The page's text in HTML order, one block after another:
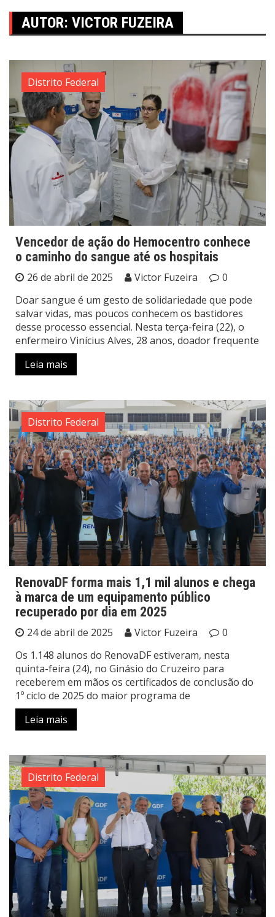
AUTOR: VICTOR FUZEIRA
Distrito Federal
Vencedor de ação do Hemocentro conhece
o caminho do sangue até os hospitais
26 de abril de 2025 Victor Fuzeira
0
Doar sangue é um gesto de solidariedade que pode
salvar vidas, mas poucos conhecem os bastidores
desse processo essencial. Nesta terça-feira (22), o
enfermeiro Vinícius Alves, 28 anos, doador frequente
Leia mais
Distrito Federal
RenovaDF forma mais 1,1 mil alunos e chega
à marca de um equipamento público
recuperado por dia em 2025
24 de abril de 2025 Victor Fuzeira
0
Os 1.148 alunos do RenovaDF estiveram, nesta
quinta-feira (24), no Ginásio do Cruzeiro para
receberem em mãos os certificados de conclusão do
1º ciclo de 2025 do maior programa de
Leia mais
Distrito Federal